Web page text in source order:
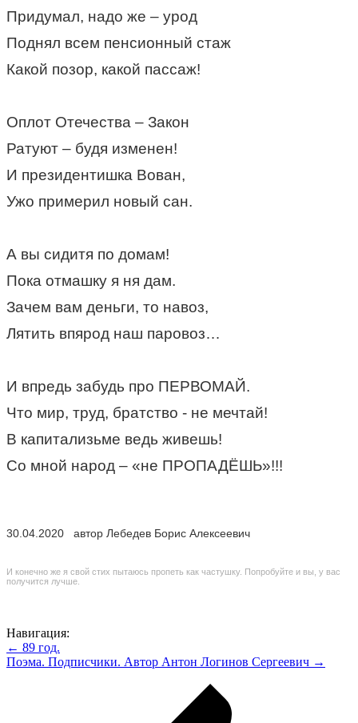
Придумал, надо же – урод
Поднял всем пенсионный стаж
Какой позор, какой пассаж!
Оплот Отечества – Закон
Ратуют – будя изменен!
И президентишка Вован,
Ужо примерил новый сан.
А вы сидитя по домам!
Пока отмашку я ня дам.
Зачем вам деньги, то навоз,
Лятить впярод наш паровоз…
И впредь забудь про ПЕРВОМАЙ.
Что мир, труд, братство - не мечтай!
В капитализьме ведь живешь!
Со мной народ – «не ПРОПАДЁШЬ»!!!
30.04.2020 автор Лебедев Борис Алексеевич
И конечно же я свой стих пытаюсь пропеть как частушку. Попробуйте и вы, у вас
получится лучше.
Навигация:
← 89 год.
Поэма. Подписчики. Автор Антон Логинов Сергеевич →